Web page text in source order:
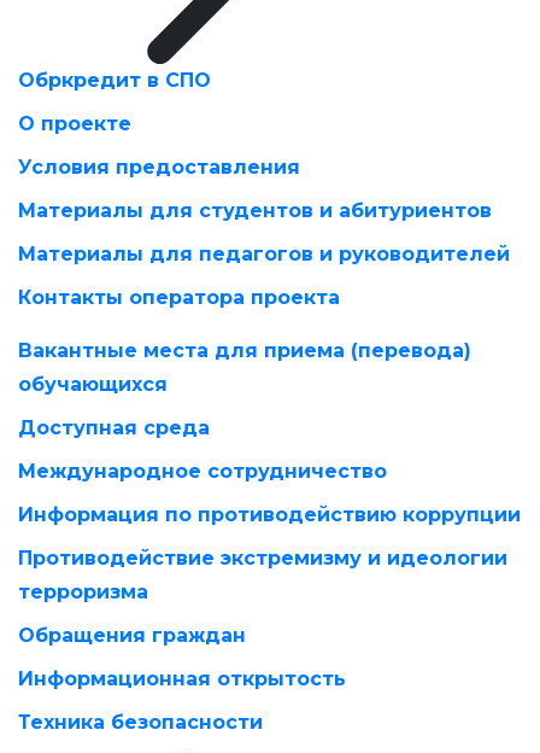
Обркредит в СПО
О проекте
Условия предоставления
Материалы для студентов и абитуриентов
Материалы для педагогов и руководителей
Контакты оператора проекта
Вакантные места для приема (перевода)
обучающихся
Доступная среда
Международное сотрудничество
Информация по противодействию коррупции
Противодействие экстремизму и идеологии
терроризма
Обращения граждан
Информационная открытость
Техника безопасности